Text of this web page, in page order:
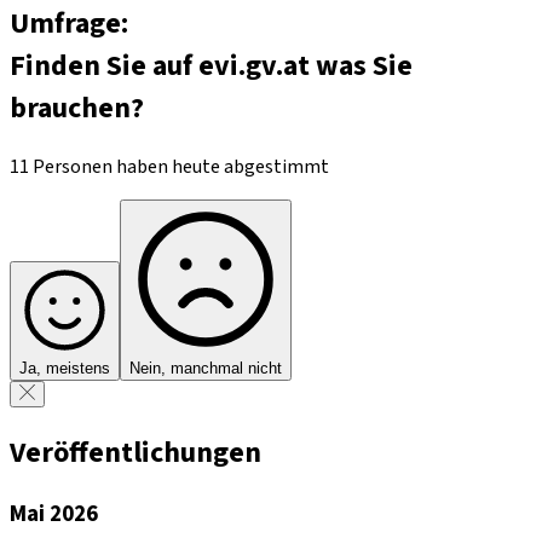
Umfrage:
Finden Sie auf evi.gv.at was Sie
brauchen?
11 Personen haben heute abgestimmt
Ja, meistens Nein, manchmal nicht
Veröffentlichungen
Mai 2026